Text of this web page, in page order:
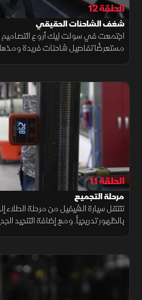
الحلقة 12
شغف الشاحنات الحقيقي
اجتمعت في سولت ليك أروع
مستعرضًا تفاصيل شاحنات فريدة
الحلقة 11
مرحلة التجميع
تنتقل سيارة الشيفيل من مرحلة الطلاء
بالظهور تدريجياً. ومع إضافة التنجيد